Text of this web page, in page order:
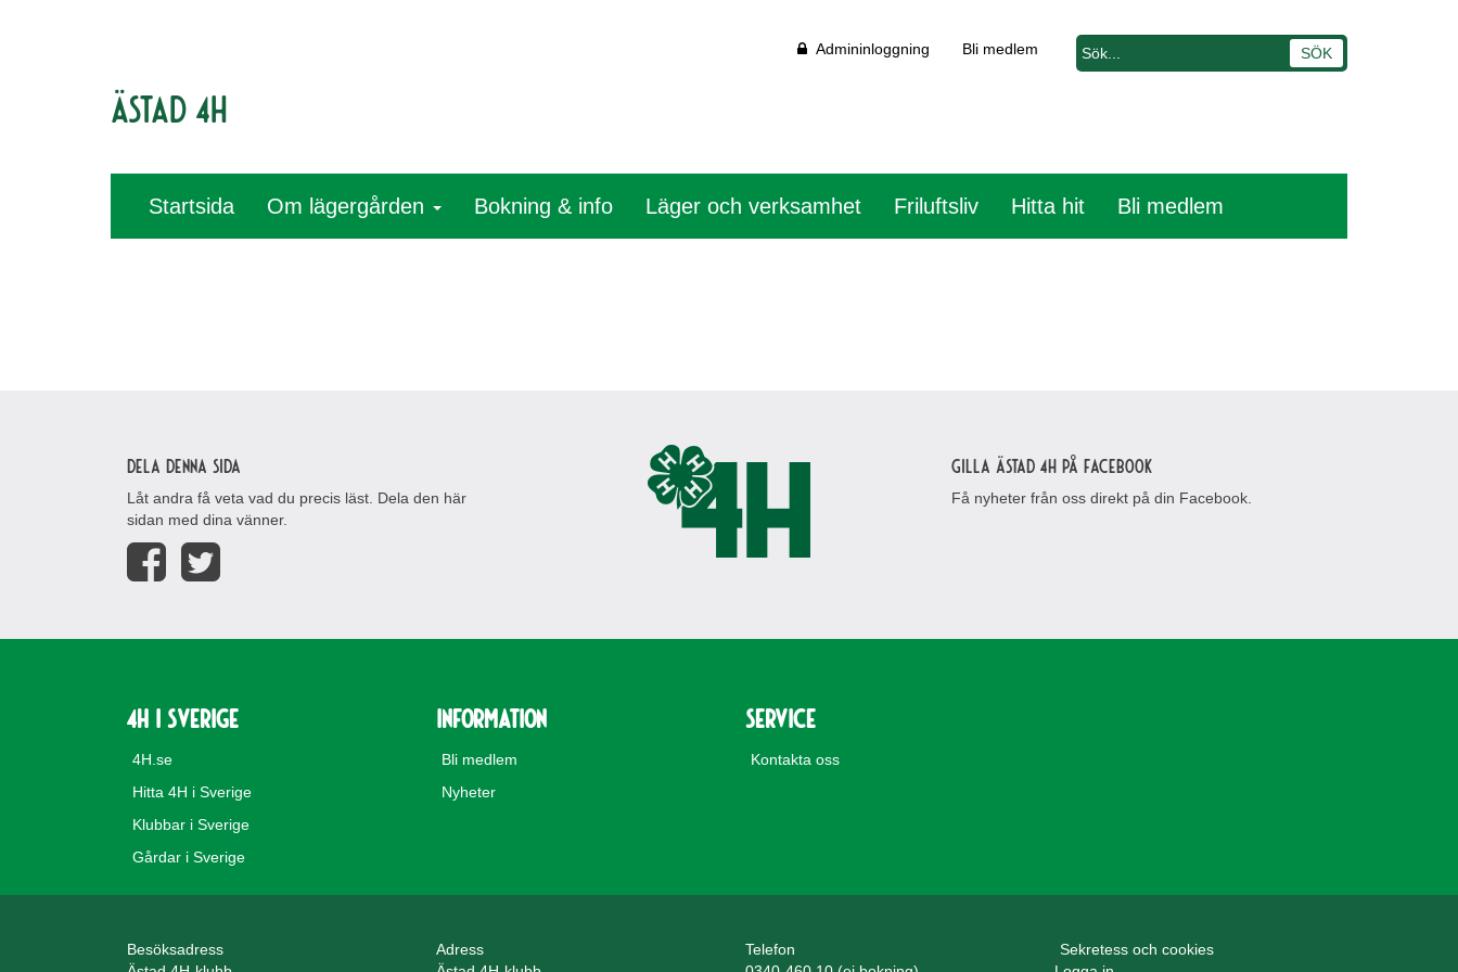
Ästad 4H
Admininloggning Bli medlem
Startsida Om lägergården Bokning & info Läger och verksamhet Friluftsliv Hitta hit Bli medlem
Dela denna sida
Låt andra få veta vad du precis läst. Dela den här
sidan med dina vänner.
Gilla Ästad 4H på Facebook
Få nyheter från oss direkt på din Facebook.
4H i Sverige
4H.se
Hitta 4H i Sverige
Klubbar i Sverige
Gårdar i Sverige
Information
Bli medlem
Nyheter
Service
Kontakta oss
Besöksadress
Adress
Telefon
Sekretess och cookies